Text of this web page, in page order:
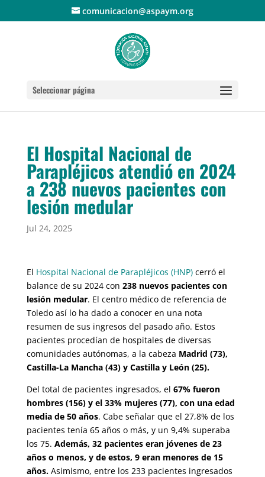
comunicacion@aspaym.org
Seleccionar página
El Hospital Nacional de
Parapléjicos atendió en 2024
a 238 nuevos pacientes con
lesión medular
Jul 24, 2025
El Hospital Nacional de Parapléjicos (HNP)cerró el
balance de su 2024 con 238 nuevos pacientes con
lesión medular. El centro médico de referencia de
Toledo así lo ha dado a conocer en una nota
resumen de sus ingresos del pasado año. Estos
pacientes procedían de hospitales de diversas
comunidades autónomas, a la cabeza Madrid (73),
Castilla-La Mancha (43) y Castilla y León (25).
Del total de pacientes ingresados, el 67% fueron
hombres (156) y el 33% mujeres (77), con una edad
media de 50 años. Cabe señalar que el 27,8% de los
pacientes tenía 65 años o más, y un 9,4% superaba
los 75. Además, 32 pacientes eran jóvenes de 23
años o menos, y de estos, 9 eran menores de 15
años. Asimismo, entre los 233 pacientes ingresados